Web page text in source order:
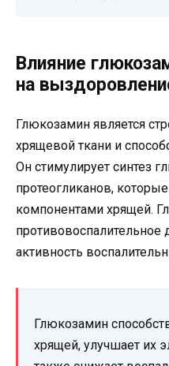
Влияние
на
Глюкозамин является
хрящевой ткани и
Он стимулирует синтез
протеогликанов,
компонентами хрящей.
противовоспалительное
активность
Глюкозамин
хрящей, улучшает их